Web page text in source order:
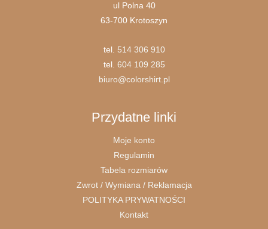
ul Polna 40
63-700 Krotoszyn
tel. 514 306 910
tel. 604 109 285
biuro@colorshirt.pl
Przydatne linki
Moje konto
Regulamin
Tabela rozmiarów
Zwrot / Wymiana / Reklamacja
POLITYKA PRYWATNOŚCI
Kontakt